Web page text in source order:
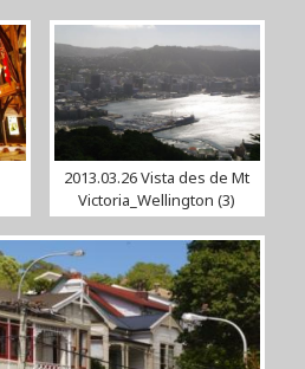
2013.03.26 Vista des de Mt
Victoria_Wellington (3)